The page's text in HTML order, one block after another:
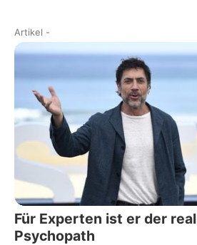
Artikel -
Für Experten ist er der
Psychopath